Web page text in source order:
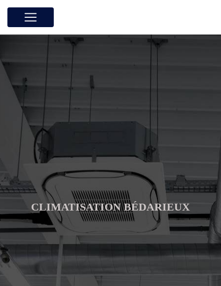
Panneau de gestion des cookies
CLIMATISATION BÉDARIEUX